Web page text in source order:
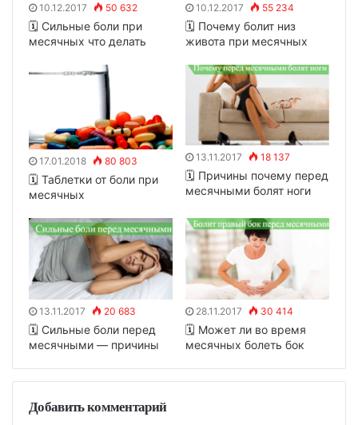
10.12.2017 50 632
🗓 Сильные боли при
месячных что делать
10.12.2017 55 234
🗓 Почему болит низ
живота при месячных
17.01.2018 80 803
🗓 Таблетки от боли при
месячных
13.11.2017 18 137
🗓 Причины почему перед
месячными болят ноги
13.11.2017 20 683
🗓 Сильные боли перед
месячными — причины
28.11.2017 30 414
🗓 Может ли во время
месячных болеть бок
Добавить комментарий